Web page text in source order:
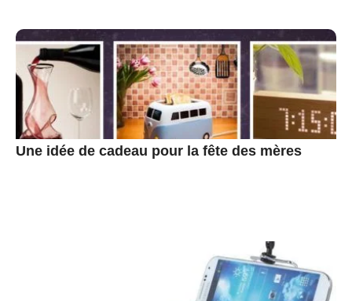
Une idée de cadeau pour la fête des mères